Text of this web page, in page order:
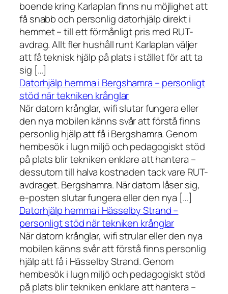
boende kring Karlaplan finns nu möjlighet att
få snabb och personlig datorhjälp direkt i
hemmet – till ett förmånligt pris med RUT-
avdrag. Allt fler hushåll runt Karlaplan väljer
att få teknisk hjälp på plats i stället för att ta
sig […]
Datorhjälp hemma i Bergshamra – personligt
stöd när tekniken krånglar
När datorn krånglar, wifi slutar fungera eller
den nya mobilen känns svår att förstå finns
personlig hjälp att få i Bergshamra. Genom
hembesök i lugn miljö och pedagogiskt stöd
på plats blir tekniken enklare att hantera –
dessutom till halva kostnaden tack vare RUT-
avdraget. Bergshamra. När datorn låser sig,
e-posten slutar fungera eller den nya […]
Datorhjälp hemma i Hässelby Strand –
personligt stöd när tekniken krånglar
När datorn krånglar, wifi strular eller den nya
mobilen känns svår att förstå finns personlig
hjälp att få i Hässelby Strand. Genom
hembesök i lugn miljö och pedagogiskt stöd
på plats blir tekniken enklare att hantera –